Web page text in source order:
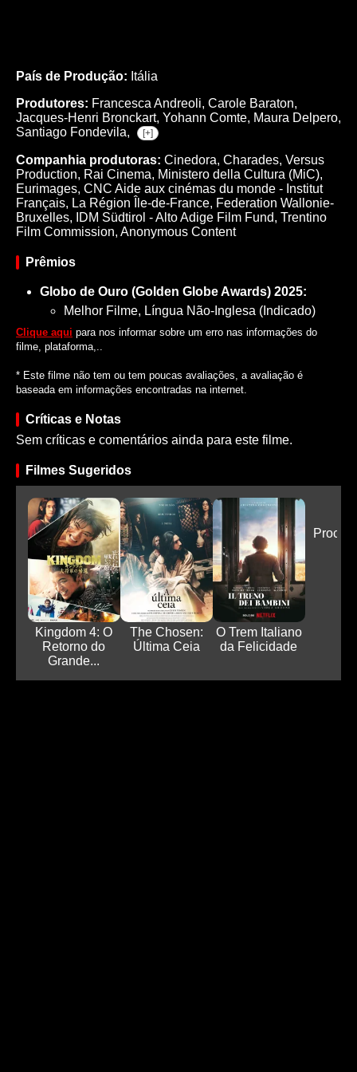
País de Produção: Itália
Produtores: Francesca Andreoli, Carole Baraton,
Jacques-Henri Bronckart, Yohann Comte, Maura Delpero,
Santiago Fondevila,
[+]
Companhia produtoras: Cinedora, Charades, Versus
Production, Rai Cinema, Ministero della Cultura (MiC),
Eurimages, CNC Aide aux cinémas du monde - Institut
Français, La Région Île-de-France, Federation Wallonie-
Bruxelles, IDM Südtirol - Alto Adige Film Fund, Trentino
Film Commission, Anonymous Content
Prêmios
Globo de Ouro (Golden Globe Awards) 2025:
Melhor Filme, Língua Não-Inglesa (Indicado)
Clique aqui para nos informar sobre um erro nas informações do
filme, plataforma,..
* Este filme não tem ou tem poucas avaliações, a avaliação é
baseada em informações encontradas na internet.
Críticas e Notas
Sem críticas e comentários ainda para este filme.
Filmes Sugeridos
Kingdom 4: O
Retorno do
Grande...
The Chosen:
Última Ceia
O Trem Italiano
da Felicidade